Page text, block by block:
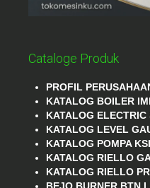
Cataloge Produk
PROFIL
KATALOG BOILER
KATALOG
KATALOG LEVEL
KATALOG POMPA
KATALOG RIELLO
KATALOG RIELLO